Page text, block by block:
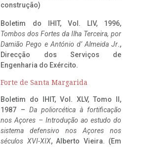
construção)
Boletim do IHIT, Vol. LIV, 1996,
Tombos dos Fortes da Ilha Terceira, por
Damião Pego e António d’ Almeida Jr.,
Direcção dos Serviços de
Engenharia do Exército.
Forte de Santa Margarida
Boletim do IHIT, Vol. XLV, Tomo II,
1987 – Da poliorcética à fortificação
nos Açores – Introdução ao estudo do
sistema defensivo nos Açores nos
séculos XVI-XIX, Alberto Vieira. (Em